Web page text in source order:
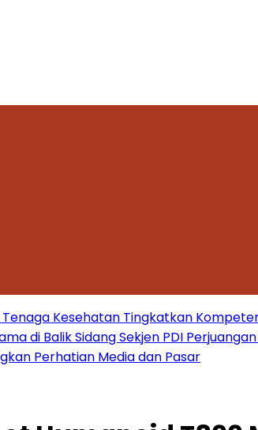
Kesehatan Tingkatkan
di Balik Sidang Sekjen PDI
Perhatian Media dan Pasar